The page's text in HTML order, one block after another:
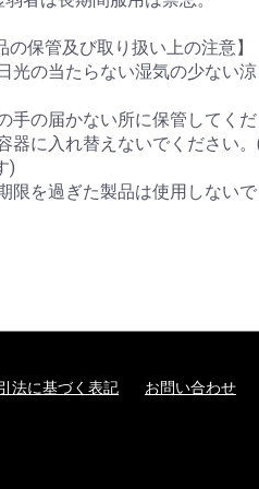
の保管及び取り扱い上の注意】
光の当たらない湿気の少ない
手の届かない所に保管してくだ
器に入れ替えないでください
)
限を過ぎた製品は使用しないで
法に基づく表記 お問い合わせ